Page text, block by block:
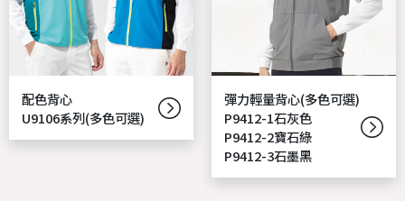
配色背心
U9106系列(多色可選)
彈力輕量背心(多色可選)
P9412-1石灰色
P9412-2寶石綠
P9412-3石墨黑